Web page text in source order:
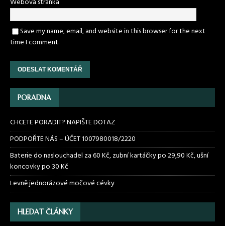
Save my name, email, and website in this browser for the next
time I comment.
PORADNA
CHCETE PORADIT? NAPIŠTE DOTAZ
PODPOŘTE NÁS – ÚČET 1007980018/2220
Baterie do naslouchadel za 60 Kč, zubní kartáčky po 29,90 Kč, ušní
koncovky po 30 Kč
Levně jednorázové močové cévky
HLEDAT ČLÁNKY